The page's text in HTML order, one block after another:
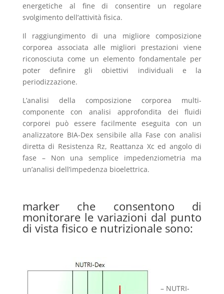
energetiche al fine di consentire un regolare
svolgimento dell’attività fisica.
Il raggiungimento di una migliore composizione
corporea associata alle migliori prestazioni viene
riconosciuta come un elemento fondamentale per
poter definire gli obiettivi individuali e la
periodizzazione.
L’analisi della composizione corporea multi-
componente con analisi approfondita dei fluidi
corporei può essere facilmente eseguita con un
analizzatore BIA-Dex sensibile alla Fase con analisi
diretta di Resistenza Rz, Reattanza Xc ed angolo di
fase – Non una semplice impedenziometria ma
un’analisi dell’impedenza bioelettrica.
marker che consentono di
monitorare le variazioni dal punto
di vista fisico e nutrizionale sono:
– NUTRI-